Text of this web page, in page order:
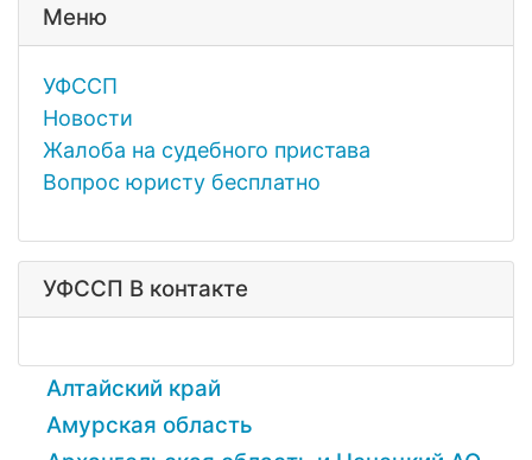
Меню
УФССП
Новости
Жалоба на судебного пристава
Вопрос юристу бесплатно
УФССП В контакте
Алтайский край
Амурская область